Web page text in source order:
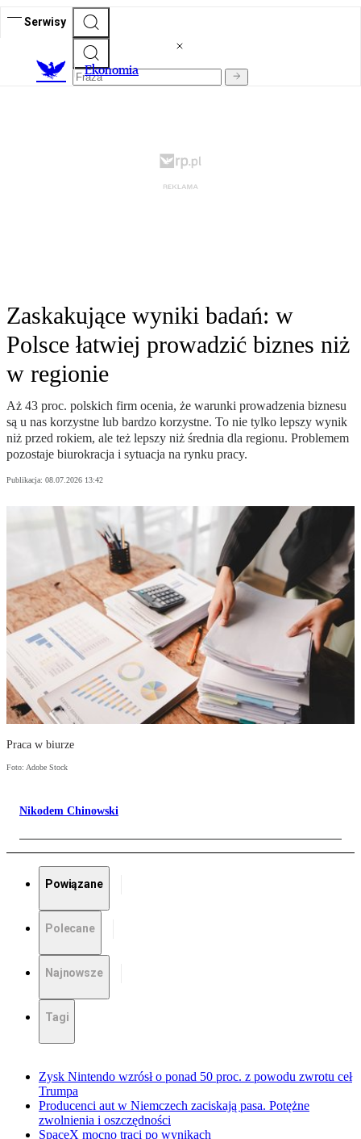
Serwisy
Ekonomia
Zaskakujące wyniki badań: w
Polsce łatwiej prowadzić biznes niż
w regionie
Aż 43 proc. polskich firm ocenia, że warunki prowadzenia biznesu
są u nas korzystne lub bardzo korzystne. To nie tylko lepszy wynik
niż przed rokiem, ale też lepszy niż średnia dla regionu. Problemem
pozostaje biurokracja i sytuacja na rynku pracy.
Publikacja: 08.07.2026 13:42
Praca w biurze
Foto: Adobe Stock
Nikodem Chinowski
Powiązane
Polecane
Najnowsze
Tagi
Zysk Nintendo wzrósł o ponad 50 proc. z powodu zwrotu ceł
Trumpa
Producenci aut w Niemczech zaciskają pasa. Potężne
zwolnienia i oszczędności
SpaceX mocno traci po wynikach